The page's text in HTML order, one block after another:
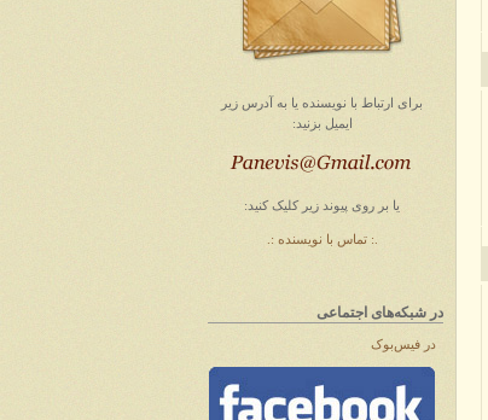
برای ارتباط با نویسنده یا به آدرس زیر
ایمیل بزنید :
یا بر روی پیوند زیر کلیک کنید:
.: تماس با نویسنده :.
در شبکه‌های اجتماعی
در فیس‌بوک